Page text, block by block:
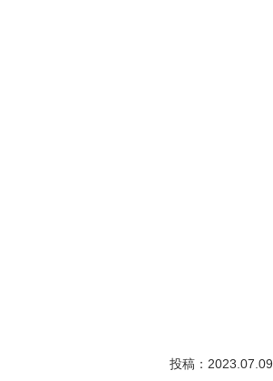
投稿：2023.07.09